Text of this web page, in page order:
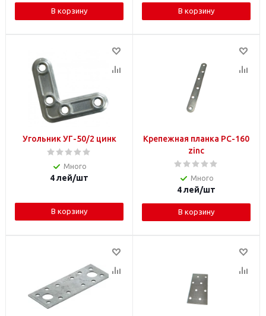
В корзину В корзину
Угольник УГ-50/2 цинк
Много
4лей/шт
В корзину
Крепежная планка PC-160
zinc
Много
4лей/шт
В корзину